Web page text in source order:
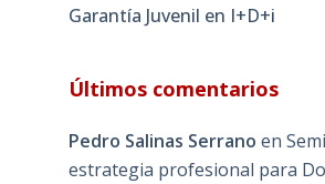
Garantía Juvenil en I+D+i
Últimos comentarios
Pedro Salinas Serrano en
estrategia profesional para